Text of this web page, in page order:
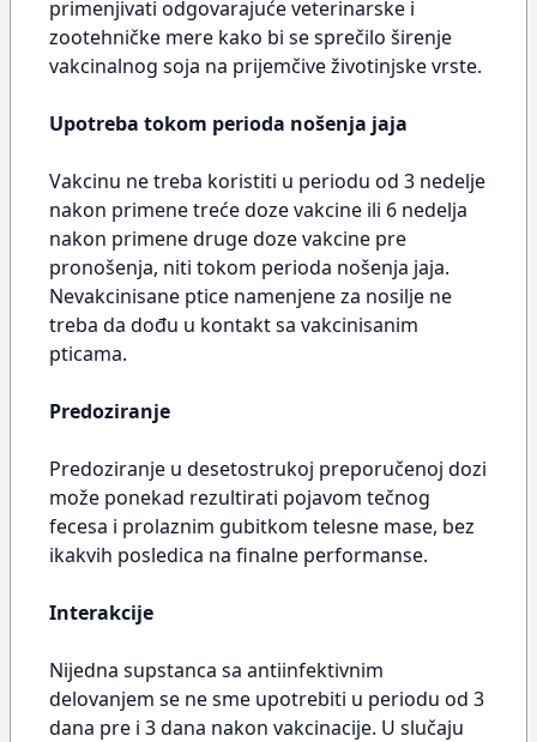
primenjivati odgovarajuće veterinarske i
zootehničke mere kako bi se sprečilo širenje
vakcinalnog soja na prijemčive životinjske vrste.
Upotreba tokom perioda nošenja jaja
Vakcinu ne treba koristiti u periodu od 3 nedelje
nakon primene treće doze vakcine ili 6 nedelja
nakon primene druge doze vakcine pre
pronošenja, niti tokom perioda nošenja jaja.
Nevakcinisane ptice namenjene za nosilje ne
treba da dođu u kontakt sa vakcinisanim
pticama.
Predoziranje
Predoziranje u desetostrukoj preporučenoj dozi
može ponekad rezultirati pojavom tečnog
fecesa i prolaznim gubitkom telesne mase, bez
ikakvih posledica na finalne performanse.
Interakcije
Nijedna supstanca sa antiinfektivnim
delovanjem se ne sme upotrebiti u periodu od 3
dana pre i 3 dana nakon vakcinacije. U slučaju